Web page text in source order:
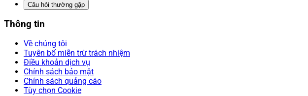
Câu hỏi thường gặp
Thông tin
Về chúng tôi
Tuyên bố miễn trừ trách nhiệm
Điều khoản dịch vụ
Chính sách bảo mật
Chính sách quảng cáo
Tùy chọn Cookie